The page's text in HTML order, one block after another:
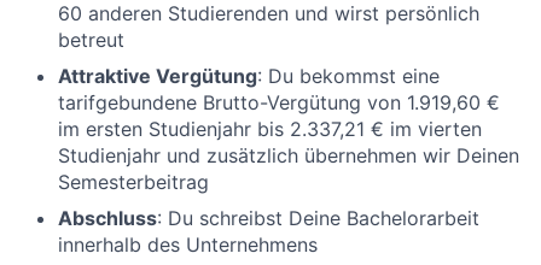
60 anderen Studierenden und wirst persönlich
betreut
Attraktive Vergütung: Du bekommst eine
tarifgebundene Brutto-Vergütung von 1.919,60 €
im ersten Studienjahr bis 2.337,21 € im vierten
Studienjahr und zusätzlich übernehmen wir Deinen
Semesterbeitrag
Abschluss: Du schreibst Deine Bachelorarbeit
innerhalb des Unternehmens